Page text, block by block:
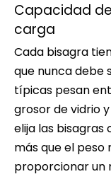
Capacidad
carga
Cada bisagra
que nunca debe
típicas pesan
grosor de vidrio
elija las bisagras
más que el
proporcionar un